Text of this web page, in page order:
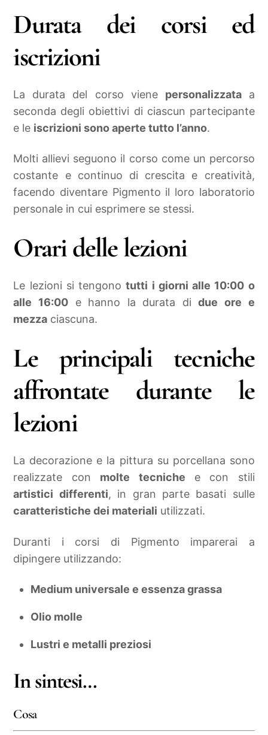
Durata dei corsi ed
iscrizioni
La durata del corso viene personalizzataa
seconda degli obiettivi di ciascun partecipante
e le iscrizioni sono aperte tutto l’anno.
Molti allievi seguono il corso come un percorso
costante e continuo di crescita e creatività,
facendo diventare Pigmento il loro laboratorio
personale in cui esprimere se stessi.
Orari delle lezioni
Le lezioni si tengonotutti i giorni alle 10:00 o
alle 16:00e hanno la durata didue ore e
mezza ciascuna.
Le principali tecniche
affrontate durante le
lezioni
La decorazione e la pittura su porcellana sono
realizzate con molte tecniche e con stili
artistici differenti, in gran parte basati sulle
caratteristiche dei materiali utilizzati.
Duranti i corsi di Pigmento imparerai a
dipingere utilizzando:
Medium universale e essenza grassa
Olio molle
Lustri e metalli preziosi
In sintesi…
Cosa